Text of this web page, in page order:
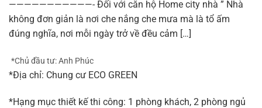
———————————- Đối với căn hộ Home city nhà ” Nhà
không đơn giản là nơi che nắng che mưa mà là tổ ấm
đúng nghĩa, nơi mỗi ngày trở về đều cảm […]
*Chủ đầu tư: Anh Phúc
*Địa chỉ: Chung cư ECO GREEN
*Hạng mục thiết kế thi công: 1 phòng khách, 2 phòng ngủ